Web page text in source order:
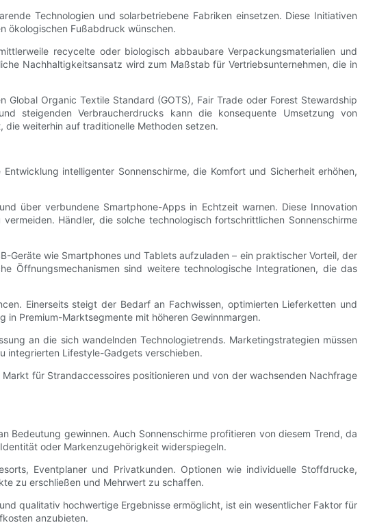
Technologien und solarbetriebene Fabriken einsetzen. Diese Initiativen
ökologischen Fußabdruck wünschen.
recycelte oder biologisch abbaubare Verpackungsmaterialien und
Nachhaltigkeitsansatz wird zum Maßstab für Vertriebsunternehmen, die in
Organic Textile Standard (GOTS), Fair Trade oder Forest Stewardship
steigenden Verbraucherdrucks kann die konsequente Umsetzung von
weiterhin auf traditionelle Methoden setzen.
intelligenter Sonnenschirme, die Komfort und Sicherheit erhöhen,
über verbundene Smartphone-Apps in Echtzeit warnen. Diese Innovation
Händler, die solche technologisch fortschrittlichen Sonnenschirme
Geräte wie Smartphones und Tablets aufzuladen – ein praktischer Vorteil, der
Öffnungsmechanismen sind weitere technologische Integrationen, die das
Einerseits steigt der Bedarf an Fachwissen, optimierten Lieferketten und
in Premium-Marktsegmente mit höheren Gewinnmargen.
an die sich wandelnden Technologietrends. Marketingstrategien müssen
integrierten Lifestyle-Gadgets verschieben.
für Strandaccessoires positionieren und von der wachsenden Nachfrage
Bedeutung gewinnen. Auch Sonnenschirme profitieren von diesem Trend, da
oder Markenzugehörigkeit widerspiegeln.
Eventplaner und Privatkunden. Optionen wie individuelle Stoffdrucke,
zu erschließen und Mehrwert zu schaffen.
qualitativ hochwertige Ergebnisse ermöglicht, ist ein wesentlicher Faktor für
anzubieten.